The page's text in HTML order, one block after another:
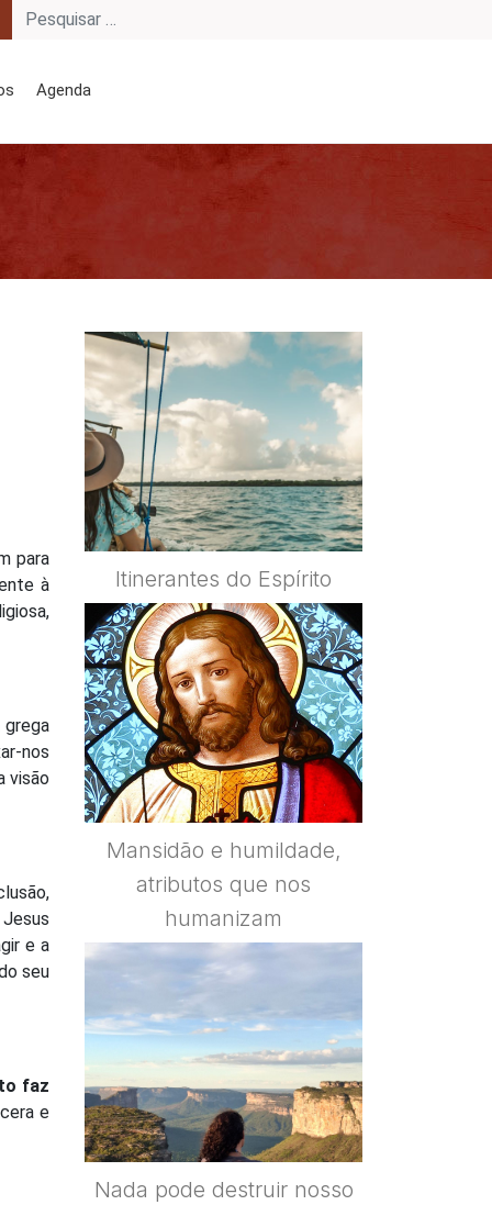
Agenda
para
à
grega
nos
visão
e a
seu
faz
e
Itinerantes do Espírito
Mansidão e humildade,
atributos que nos
humanizam
Nada pode destruir nosso